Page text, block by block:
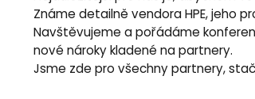
Známe detailně vendora HPE, jeho
Navštěvujeme a pořádáme
nové nároky kladené na partnery.
Jsme zde pro všechny partnery,